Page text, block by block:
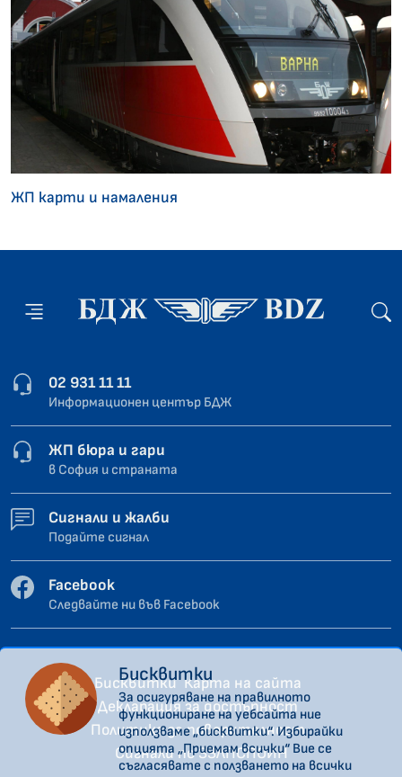
ЖП карти и намаления
02 931 11 11
Информационен център БДЖ
ЖП бюра и гари
в София и страната
Сигнали и жалби
Подайте сигнал
Facebook
Следвайте ни във Facebook
Бисквитки Карта на сайта
Декларация за достъпност
Политика за поверителност
Сигнали по ЗЗЛПСПОИН
Бисквитки
За осигуряване на правилното
функциониране на уебсайта ние
използваме „бисквитки“. Избирайки
опцията „Приемам всички“ Вие се
съгласявате с ползването на всички